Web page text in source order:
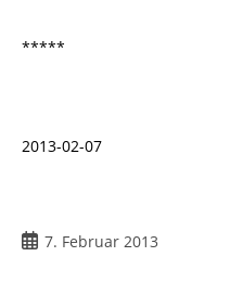
*****
2013-02-07
7. Februar 2013